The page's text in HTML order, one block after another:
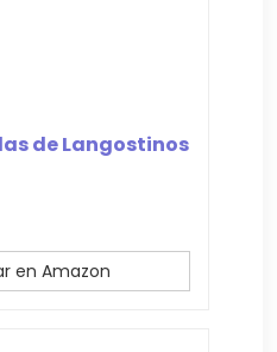
de Langostinos
en Amazon